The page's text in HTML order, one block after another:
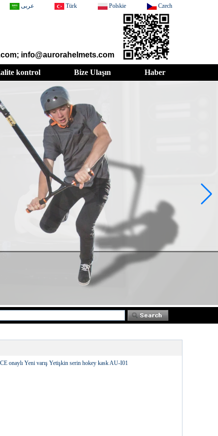
عربى Türk Polskie Czech
info@aurorahelmets.com
kontrol Bize Ulaşın Haber
CE onaylı Yeni varış Yetişkin serin hokey kask AU-I01